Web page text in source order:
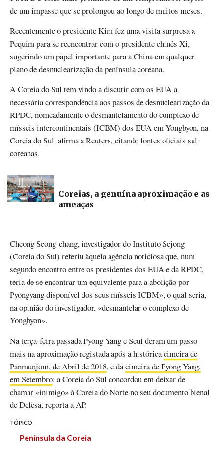
de um impasse que se prolongou ao longo de muitos meses.
Recentemente o presidente Kim fez uma visita surpresa a
Pequim para se reencontrar com o presidente chinês Xi,
sugerindo um papel importante para a China em qualquer
plano de desnuclearização da península coreana.
A Coreia do Sul tem vindo a discutir com os EUA a
necessária correspondência aos passos de desnuclearização da
RPDC, nomeadamente o desmantelamento do complexo de
mísseis intercontinentais (ICBM) dos EUA em Yongbyon, na
Coreia do Sul, afirma a Reuters, citando fontes oficiais sul-
coreanas.
Coreias, a genuína aproximação e as
ameaças
Cheong Seong-chang, investigador do Instituto Sejong
(Coreia do Sul) referiu àquela agência noticiosa que, num
segundo encontro entre os presidentes dos EUA e da RPDC,
teria de se encontrar um equivalente para a abolição por
Pyongyang disponível dos seus mísseis ICBM», o qual seria,
na opinião do investigador, «desmantelar o complexo de
Yongbyon».
Na terça-feira passada Pyong Yang e Seul deram um passo
mais na aproximação registada após a históricacimeira de
Panmunjom, de Abril de 2018, e dacimeira de Pyong Yang,
em Setembro: a Coreia do Sul concordou em deixar de
chamar «inimigo» à Coreia do Norte no seu documento bienal
de Defesa, reporta a AP.
TÓPICO
Península da Coreia